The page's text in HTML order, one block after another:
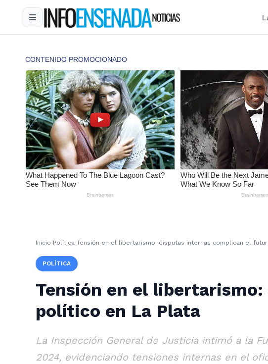
Inicio ›Política›Tensión en el libertarismo: disputas internas complican el
POLÍTICA
Tensión en el
político en La Plata
La Inspección General de Justicia intimó a la
2024, evidenciando tensiones internas en el